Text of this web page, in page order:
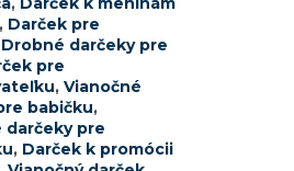
, Darček pre
Drobné darčeky pre
pre
, Vianočné
babičku,
darčeky pre
, Darček k promócii